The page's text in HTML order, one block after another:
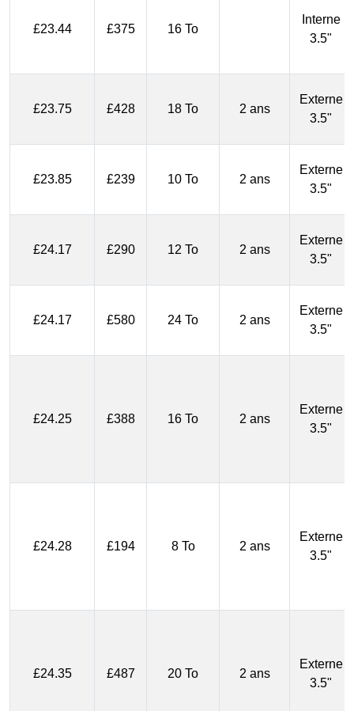
£23.44 £375 16 To
Interne
3.5"
£23.75 £428 18 To 2 ans
Externe
3.5"
£23.85 £239 10 To 2 ans
Externe
3.5"
£24.17 £290 12 To 2 ans
Externe
3.5"
£24.17 £580 24 To 2 ans
Externe
3.5"
£24.25 £388 16 To 2 ans
Externe
3.5"
£24.28 £194 8 To 2 ans
Externe
3.5"
£24.35 £487 20 To 2 ans
Externe
3.5"